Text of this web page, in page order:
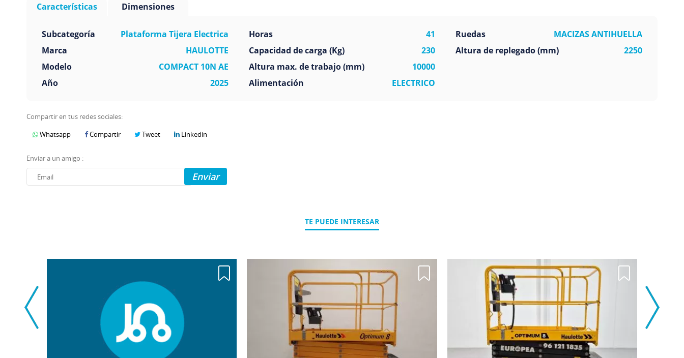
Características
Subcategoría
Plataforma Tijera Electrica
Marca
HAULOTTE
Modelo
COMPACT 10N AE
Año
2025
Horas
41
Capacidad de carga (Kg)
230
Altura max. de trabajo (mm)
10000
Alimentación
ELECTRICO
Ruedas
MACIZAS ANTIHUELLA
Altura de replegado (mm)
2250
Dimensiones
Compartir en tus redes sociales:
Whatsapp
Compartir Tweet Linkedin
Enviar a un amigo :
Enviar
TE PUEDE INTERESAR